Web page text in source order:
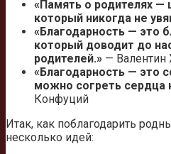
«Память о родителях —
который никогда не
«Благодарность — это
который доводит до
родителей.» — Валентин
«Благодарность — это
можно согреть сердца
Конфуций
Итак, как поблагодарить
несколько идей: